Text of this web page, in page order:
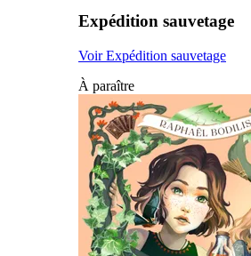
Expédition sauvetage
Voir Expédition sauvetage
À paraître